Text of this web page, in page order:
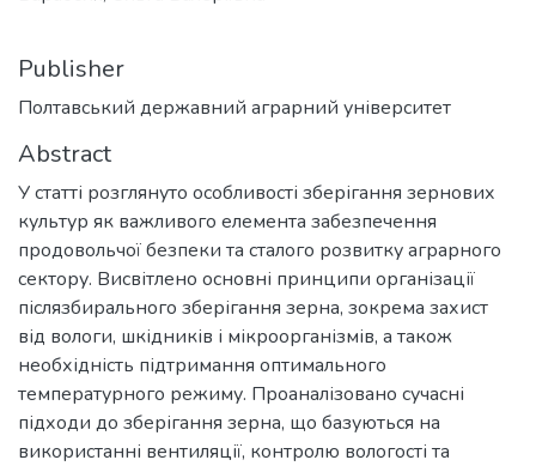
Publisher
Полтавський державний аграрний університет
Abstract
У статті розглянуто особливості зберігання зернових
культур як важливого елемента забезпечення
продовольчої безпеки та сталого розвитку аграрного
сектору. Висвітлено основні принципи організації
післязбирального зберігання зерна, зокрема захист
від вологи, шкідників і мікроорганізмів, а також
необхідність підтримання оптимального
температурного режиму. Проаналізовано сучасні
підходи до зберігання зерна, що базуються на
використанні вентиляції, контролю вологості та